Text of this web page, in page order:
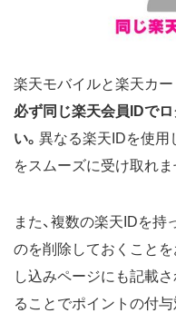
楽天モバイルと楽天カー
必ず同じ楽天会員IDで
い。 異なる楽天IDを使用
をスムーズに受け取れま
また、複数の楽天IDを持
のを削除しておくこと
し込みページにも記載
ることでポイントの付